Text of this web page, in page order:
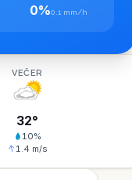
0%0.1 mm/h
VEČER
32°
10%
1.4 m/s